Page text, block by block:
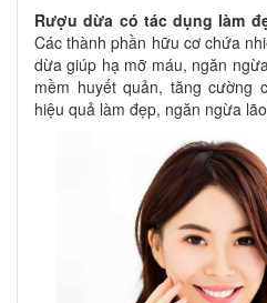
Rượu dừa có tác dụng làm
Các thành phần hữu cơ chứa
dừa giúp hạ mỡ máu, ngăn
mềm huyết quản, tăng cường
hiệu quả làm đẹp, ngăn ngừa